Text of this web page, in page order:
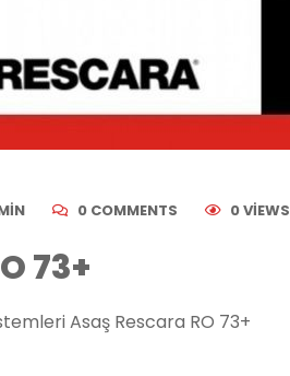
0 COMMENTS 0 VIEWS
73+
Asaş Rescara RO 73+